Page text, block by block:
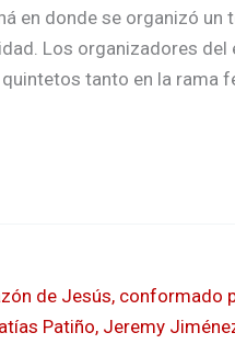
en donde se organizó
Los organizadores del
tanto en la rama